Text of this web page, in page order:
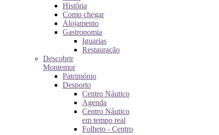
História
Como chegar
Alojamento
Gastronomia
Iguarias
Restauração
Descobrir
Montemor
Património
Desporto
Centro Náutico
Agenda
Centro Náutico
em tempo real
Folheto - Centro